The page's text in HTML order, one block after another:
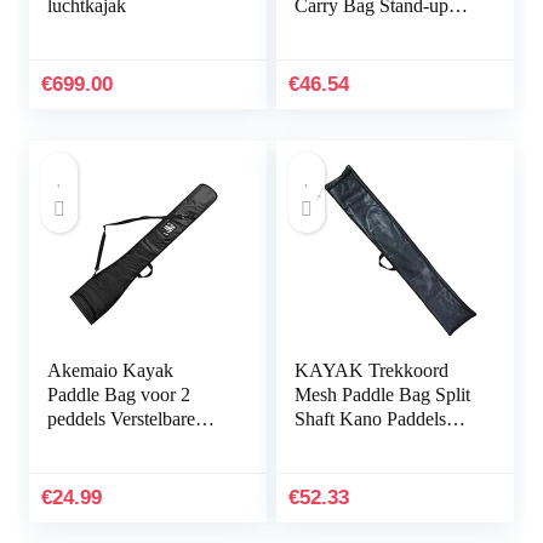
luchtkajak
€699.00
Carry Bag Stand-up
€46.54
Akemaio Kayak
Paddle Bag voor 2
peddels Verstelbare
Vissen Paddle Draagtas
€24.99
KAYAK Trekkoord
Mesh Paddle Bag Split
Shaft Kano Paddels
Bag
€52.33